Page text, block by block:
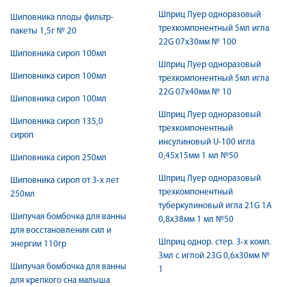
Шиповника плоды фильтр-
пакеты 1,5г № 20
Шиповника сироп 100мл
Шиповника сироп 100мл
Шиповника сироп 100мл
Шиповника сироп 135,0
сироп
Шиповника сироп 250мл
Шиповника сироп от 3-х лет
250мл
Шипучая бомбочка для ванны
для восстановления сил и
энергии 110гр
Шипучая бомбочка для ванны
для крепкого сна малыша
Шприц Луер одноразовый
трехкомпонентный 5мл игла
22G 07х30мм № 100
Шприц Луер одноразовый
трехкомпонентный 5мл игла
22G 07х40мм № 10
Шприц Луер одноразовый
трехкомпонентный
инсулиновый U-100 игла
0,45х15мм 1 мл №50
Шприц Луер одноразовый
трехкомпонентный
туберкулиновый игла 21G 1А
0,8х38мм 1 мл №50
Шприц однор. стер. 3-х комп.
3мл с иглой 23G 0,6х30мм №
1